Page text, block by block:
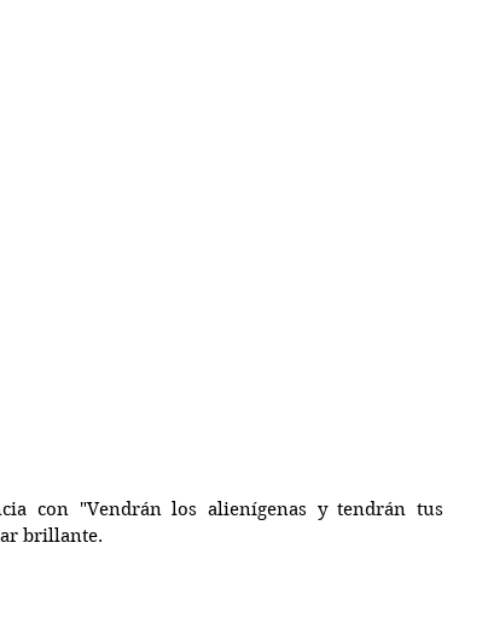
con "Vendrán los alienígenas y tendrán tus
brillante.